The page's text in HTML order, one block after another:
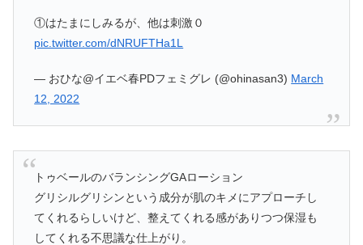
①はたまにしみるが、他は刺激０
pic.twitter.com/dNRUFTHa1L
— おひな@イエベ春PDフェミグレ (@ohinasan3) March
12, 2022
トゥベールのバランシングGAローション
グリシルグリシンという成分が肌のキメにアプローチし
てくれるらしいけど、整えてくれる感がありつつ保湿も
してくれる不思議な仕上がり。